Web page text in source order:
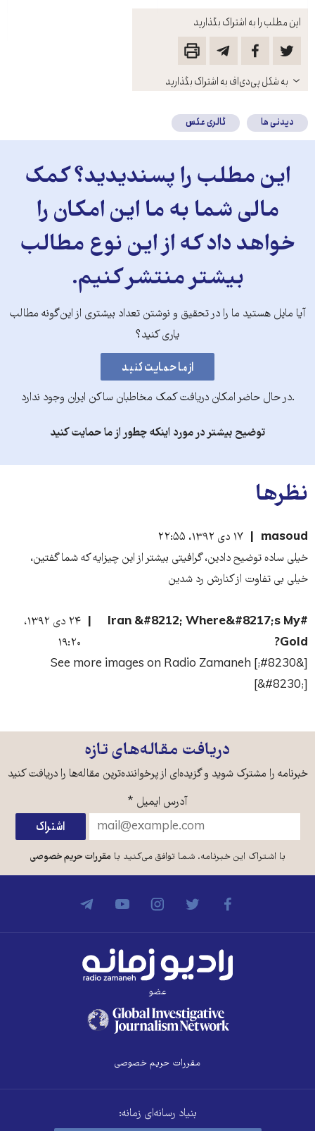
این مطلب را به اشتراک بگذارید
باز
کنید
به شکل پی‌دی‌اف به اشتراک بگذارید
دیدنی ها گالری عکس
این مطلب را پسندیدید؟ کمک
مالی شما به ما این امکان را
خواهد داد که از این نوع مطالب
بیشتر منتشر کنیم.
آیا مایل هستید ما را در تحقیق و نوشتن تعداد بیشتری از این‌گونه مطالب
یاری کنید؟
.در حال حاضر امکان دریافت کمک مخاطبان ساکن ایران وجود ندارد
توضیح بیشتر در مورد اینکه چطور از ما حمایت کنید
نظرها
masoud
۱۷ دی ۱۳۹۲، ۲۲:۵۵
خیلی ساده توضیح دادین، گرافیتی بیشتر از این چیزایه که شما گفتین،
خیلی بی تفاوت از کنارش رد شدین
#Iran &#8212; Where&#8217;s My
Gold?
۲۴ دی ۱۳۹۲،
۱۹:۲۰
[&#8230;] See more images on Radio Zamaneh
[&#8230;]
دریافت مقاله‌های تازه
خبرنامه را مشترک شوید و گزیده‌ای از پرخواننده‌ترین مقاله‌ها را دریافت کنید
آدرس ایمیل *
با اشتراک این خبرنامه، شما توافق می‌کنید بامقررات حریم خصوصی
عضو
مقررات حریم خصوصی
بنیاد رسانه‌ای زمانه: